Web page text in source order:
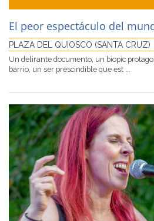
El peor espectáculo del
PLAZA DEL QUIOSCO (SANTA CRUZ)
Un delirante documento, un biopic
barrio, un ser prescindible que est ...